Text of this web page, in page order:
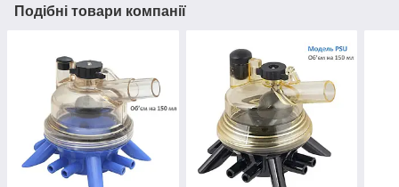
Подібні товари компанії